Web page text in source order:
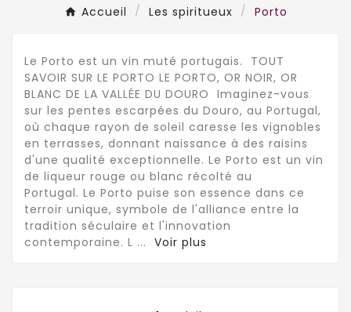
Accueil Les spiritueux Porto
Le Porto est un vin muté portugais. TOUT
SAVOIR SUR LE PORTO LE PORTO, OR NOIR, OR
BLANC DE LA VALLÉE DU DOURO Imaginez-vous
sur les pentes escarpées du Douro, au Portugal,
où chaque rayon de soleil caresse les vignobles
en terrasses, donnant naissance à des raisins
d'une qualité exceptionnelle. Le Porto est un vin
de liqueur rouge ou blanc récolté au
Portugal. Le Porto puise son essence dans ce
terroir unique, symbole de l'alliance entre la
tradition séculaire et l'innovation
contemporaine. L ... Voir plus